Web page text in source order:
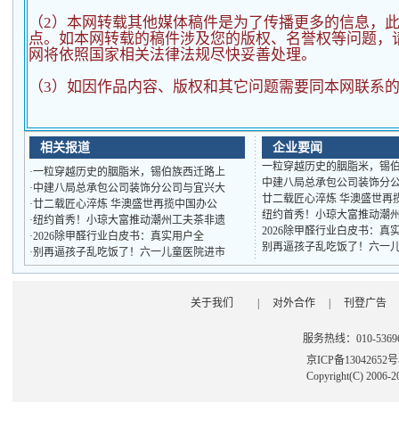
（2） 本网转载其他媒体稿件是为了传播更多的信息，
点。如本网转载的稿件涉及您的版权、名誉权等问题，
网将依照国家相关法律法规尽快妥善处理。
（3）如因作品内容、版权和其它问题需要同本网联系
相关报道
·一粒穿越历史的胭脂米，锡伯族西迁路上
·中建八局总承包公司装饰分公司与宜兴大
·廿二载匠心淬炼 华澳盛世再揽中国办公
·纽约首秀！小琼大富推动潮州工夫茶非遗
·2026除甲醛行业白皮书：真实用户全
·别再逼孩子乱吃饭了！六一儿童医院进市
企业要闻
一粒穿越历史的胭脂米，锡
中建八局总承包公司装饰分
廿二载匠心淬炼 华澳盛世再
纽约首秀！小琼大富推动潮
2026除甲醛行业白皮书：真
别再逼孩子乱吃饭了！六一
关于我们 对外合作 刊登广告
服务热线：010-
京ICP备13042652
Copyright(C) 2006-